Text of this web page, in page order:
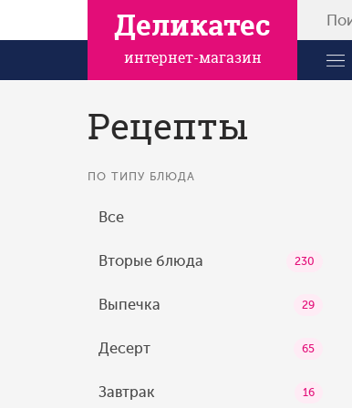
Деликатес
интернет-магазин
Рецепты
ПО ТИПУ БЛЮДА
Все
Вторые блюда 230
Выпечка 29
Десерт 65
Завтрак 16